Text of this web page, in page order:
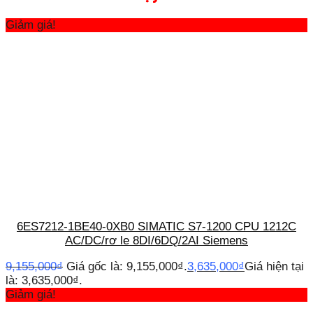
Giảm giá!
6ES7212-1BE40-0XB0 SIMATIC S7-1200 CPU 1212C
AC/DC/rơ le 8DI/6DQ/2AI Siemens
9,155,000₫ Giá gốc là: 9,155,000₫.3,635,000₫Giá hiện tại
là: 3,635,000₫.
Giảm giá!